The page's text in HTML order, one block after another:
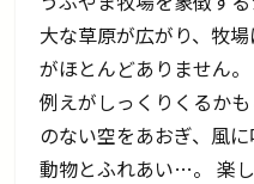
大な草原が広がり、牧
がほとんどありません
例えがしっくりくるか
のない空をあおぎ、風に
動物とふれあい…。 楽